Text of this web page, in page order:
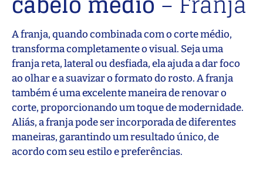
A franja, quando combinada com o corte médio,
transforma completamente o visual. Seja uma
franja reta, lateral ou desfiada, ela ajuda a dar foco
ao olhar e a suavizar o formato do rosto. A franja
também é uma excelente maneira de renovar o
corte, proporcionando um toque de modernidade.
Aliás, a franja pode ser incorporada de diferentes
maneiras, garantindo um resultado único, de
acordo com seu estilo e preferências.